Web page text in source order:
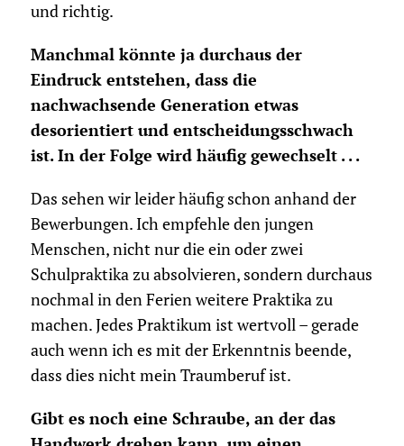
und richtig.
Manchmal könnte ja durchaus der
Eindruck entstehen, dass die
nachwachsende Generation etwas
desorientiert und entscheidungsschwach
ist. In der Folge wird häufig gewechselt . . .
Das sehen wir leider häufig schon anhand der
Bewerbungen. Ich empfehle den jungen
Menschen, nicht nur die ein oder zwei
Schulpraktika zu absolvieren, sondern durchaus
nochmal in den Ferien weitere Praktika zu
machen. Jedes Praktikum ist wertvoll – gerade
auch wenn ich es mit der Erkenntnis beende,
dass dies nicht mein Traumberuf ist.
Gibt es noch eine Schraube, an der das